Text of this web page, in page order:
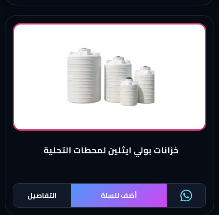
خزانات بولي ايثلين لمحطات التحلية
التفاصيل أضف للسلة